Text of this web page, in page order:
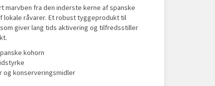
marvben fra den inderste kerne af spanske
lokale råvarer. Et robust tyggeprodukt til
giver lang tids aktivering og tilfredsstiller
kohorn
konserveringsmidler